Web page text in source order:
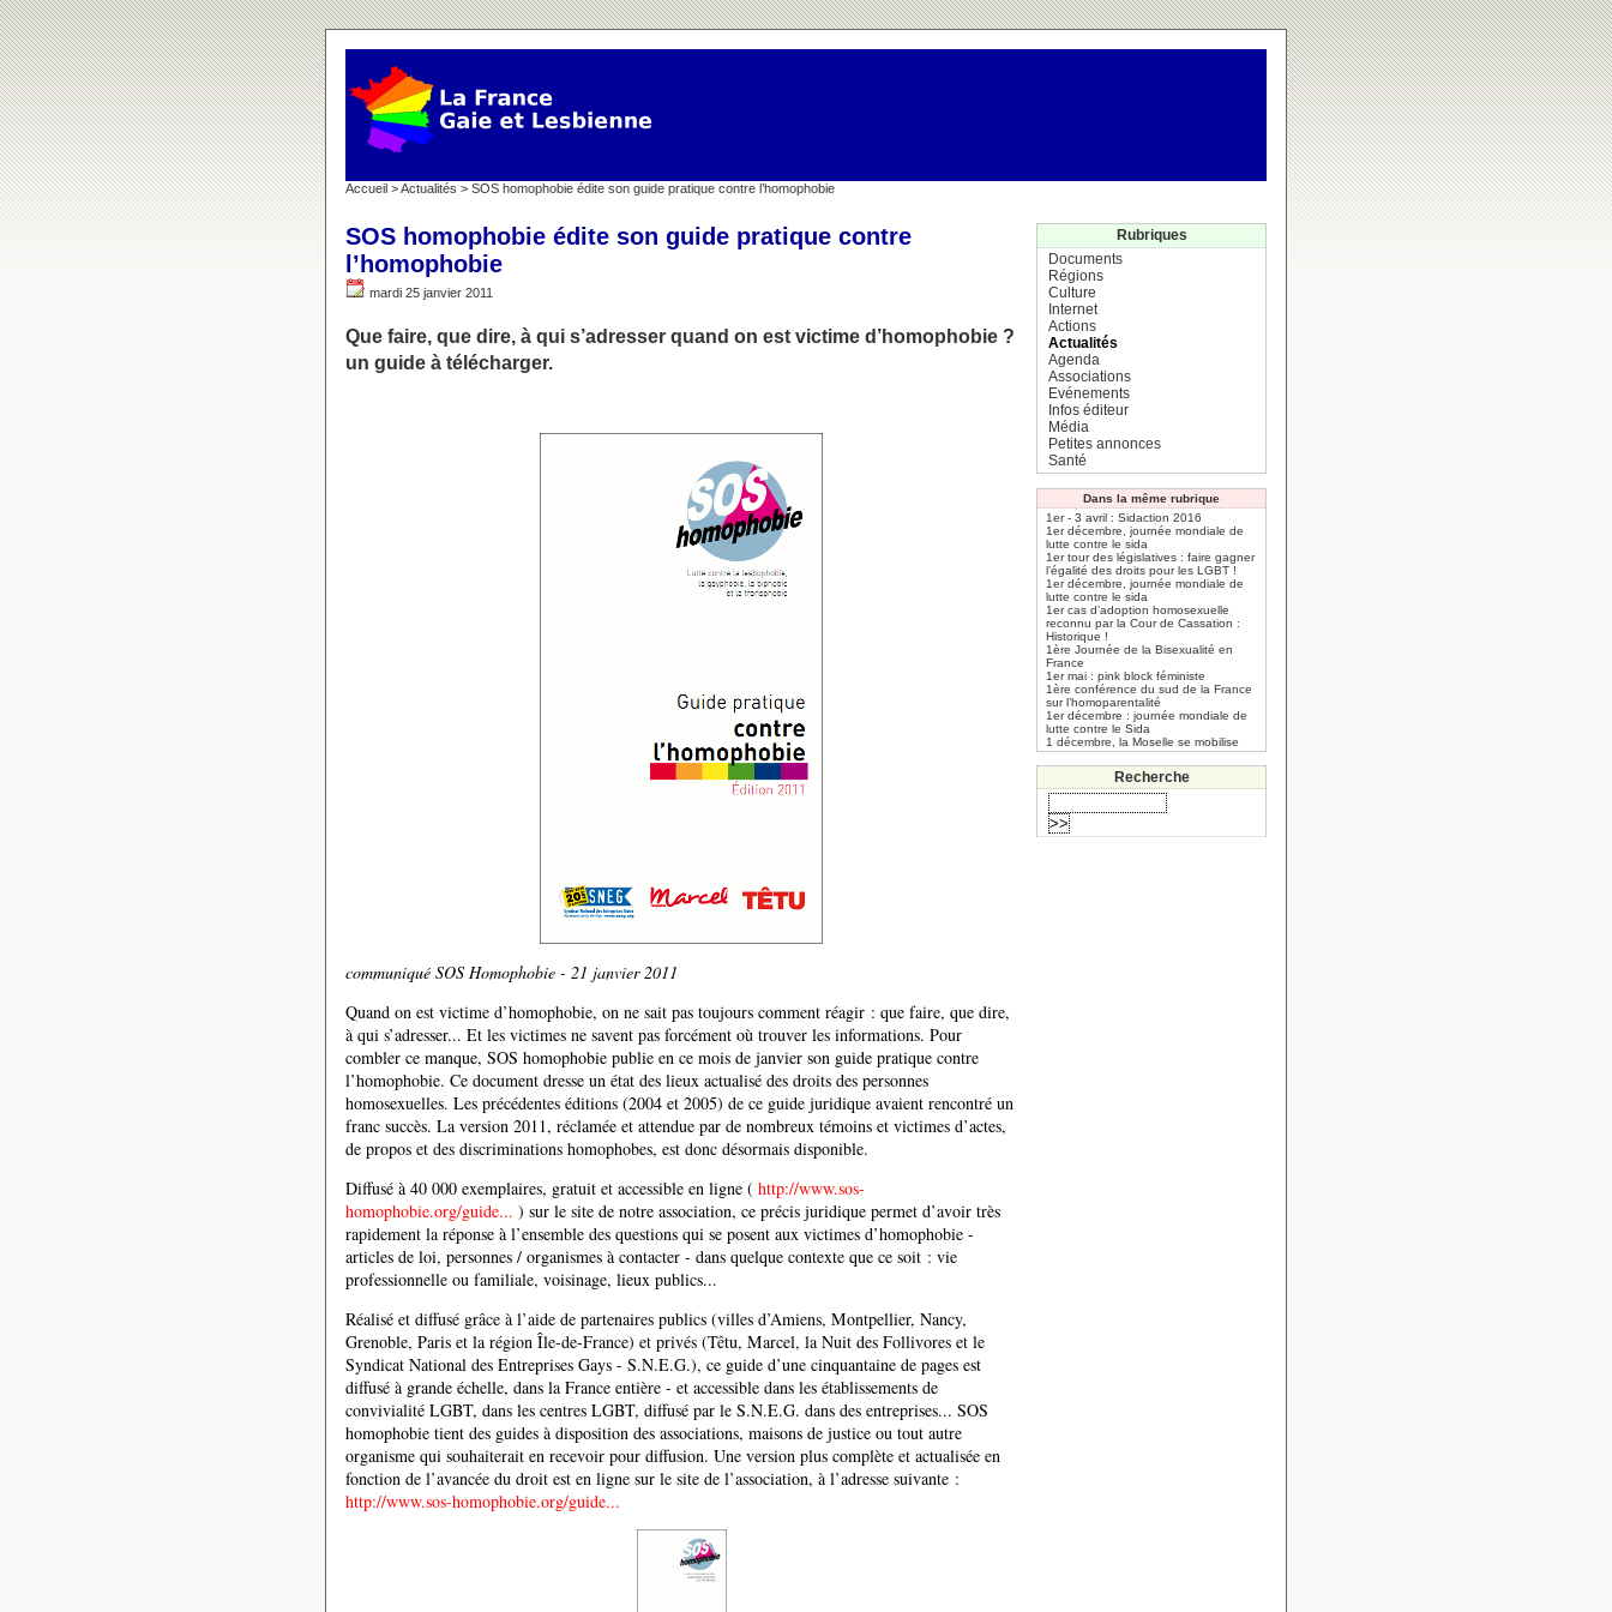
Accueil >Actualités > SOS homophobie édite son guide pratique contre l’homophobie
SOS homophobie édite son guide pratique contre
l’homophobie
mardi 25 janvier 2011
Que faire, que dire, à qui s’adresser quand on est victime d’homophobie ?
un guide à télécharger.
communiqué SOS Homophobie - 21 janvier 2011
Quand on est victime d’homophobie, on ne sait pas toujours comment réagir : que faire, que dire,
à qui s’adresser... Et les victimes ne savent pas forcément où trouver les informations. Pour
combler ce manque, SOS homophobie publie en ce mois de janvier son guide pratique contre
l’homophobie. Ce document dresse un état des lieux actualisé des droits des personnes
homosexuelles. Les précédentes éditions (2004 et 2005) de ce guide juridique avaient rencontré un
franc succès. La version 2011, réclamée et attendue par de nombreux témoins et victimes d’actes,
de propos et des discriminations homophobes, est donc désormais disponible.
Diffusé à 40 000 exemplaires, gratuit et accessible en ligne ( http://www.sos-
homophobie.org/guide... ) sur le site de notre association, ce précis juridique permet d’avoir très
rapidement la réponse à l’ensemble des questions qui se posent aux victimes d’homophobie -
articles de loi, personnes / organismes à contacter - dans quelque contexte que ce soit : vie
professionnelle ou familiale, voisinage, lieux publics...
Réalisé et diffusé grâce à l’aide de partenaires publics (villes d’Amiens, Montpellier, Nancy,
Grenoble, Paris et la région Île-de-France) et privés (Têtu, Marcel, la Nuit des Follivores et le
Syndicat National des Entreprises Gays - S.N.E.G.), ce guide d’une cinquantaine de pages est
diffusé à grande échelle, dans la France entière - et accessible dans les établissements de
convivialité LGBT, dans les centres LGBT, diffusé par le S.N.E.G. dans des entreprises... SOS
homophobie tient des guides à disposition des associations, maisons de justice ou tout autre
organisme qui souhaiterait en recevoir pour diffusion. Une version plus complète et actualisée en
fonction de l’avancée du droit est en ligne sur le site de l’association, à l’adresse suivante :
http://www.sos-homophobie.org/guide...
Rubriques
Documents
Régions
Culture
Internet
Actions
Actualités
Agenda
Associations
Evénements
Infos éditeur
Média
Petites annonces
Santé
Dans la même rubrique
1er - 3 avril : Sidaction 2016
1er décembre, journée mondiale de
lutte contre le sida
1er tour des législatives : faire gagner
l’égalité des droits pour les LGBT !
1er décembre, journée mondiale de
lutte contre le sida
1er cas d’adoption homosexuelle
reconnu par la Cour de Cassation :
Historique !
1ère Journée de la Bisexualité en
France
1er mai : pink block féministe
1ère conférence du sud de la France
sur l’homoparentalité
1er décembre : journée mondiale de
lutte contre le Sida
1 décembre, la Moselle se mobilise
Recherche